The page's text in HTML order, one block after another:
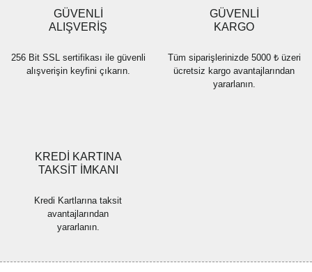
Ürün fiyatı diğer sitelerden daha pahalı.
Bu ürüne benzer farklı alternatifler olmalı.
GÜVENLİ
ALIŞVERİŞ
256 Bit SSL sertifikası ile güvenli
alışverişin keyfini çıkarın.
GÜVENLİ
KARGO
Tüm siparişlerinizde 5000 ₺ üzeri
ücretsiz kargo avantajlarından
yararlanın.
KREDİ KARTINA
TAKSİT İMKANI
Kredi Kartlarına taksit
avantajlarından
yararlanın.